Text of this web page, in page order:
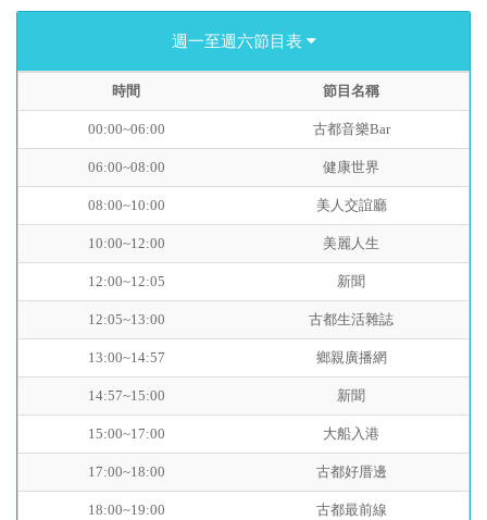
週一至週六節目表
時間 節目名稱
00:00~06:00 古都音樂Bar
06:00~08:00 健康世界
08:00~10:00 美人交誼廳
10:00~12:00 美麗人生
12:00~12:05 新聞
12:05~13:00 古都生活雜誌
13:00~14:57 鄉親廣播網
14:57~15:00 新聞
15:00~17:00 大船入港
17:00~18:00 古都好厝邊
18:00~19:00 古都最前線